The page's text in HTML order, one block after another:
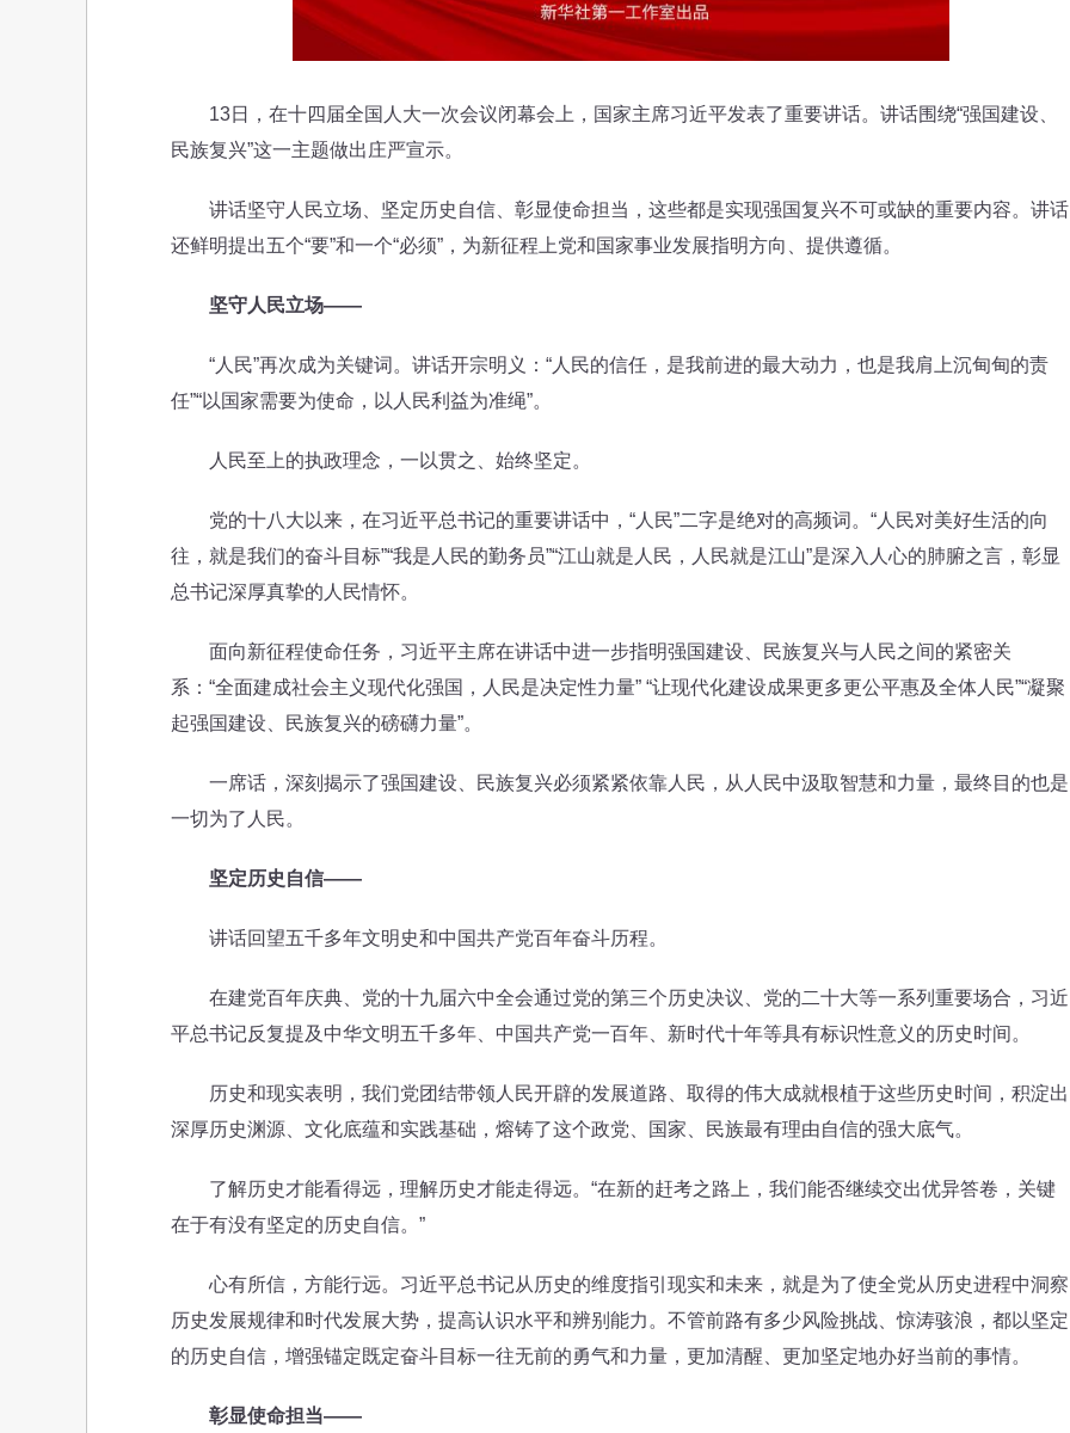
13日，在十四届全国人大一次会议闭幕会上，国家主席习近平发表了重要讲话。讲话围绕“强国建设、
民族复兴”这一主题做出庄严宣示。
讲话坚守人民立场、坚定历史自信、彰显使命担当，这些都是实现强国复兴不可或缺的重要内容。讲话
还鲜明提出五个“要”和一个“必须”，为新征程上党和国家事业发展指明方向、提供遵循。
坚守人民立场——
“人民”再次成为关键词。讲话开宗明义：“人民的信任，是我前进的最大动力，也是我肩上沉甸甸的责
任”“以国家需要为使命，以人民利益为准绳”。
人民至上的执政理念，一以贯之、始终坚定。
党的十八大以来，在习近平总书记的重要讲话中，“人民”二字是绝对的高频词。“人民对美好生活的向
往，就是我们的奋斗目标”“我是人民的勤务员”“江山就是人民，人民就是江山”是深入人心的肺腑之言，彰显
总书记深厚真挚的人民情怀。
面向新征程使命任务，习近平主席在讲话中进一步指明强国建设、民族复兴与人民之间的紧密关
系：“全面建成社会主义现代化强国，人民是决定性力量” “让现代化建设成果更多更公平惠及全体人民”“凝聚
起强国建设、民族复兴的磅礴力量”。
一席话，深刻揭示了强国建设、民族复兴必须紧紧依靠人民，从人民中汲取智慧和力量，最终目的也是
一切为了人民。
坚定历史自信——
讲话回望五千多年文明史和中国共产党百年奋斗历程。
在建党百年庆典、党的十九届六中全会通过党的第三个历史决议、党的二十大等一系列重要场合，习近
平总书记反复提及中华文明五千多年、中国共产党一百年、新时代十年等具有标识性意义的历史时间。
历史和现实表明，我们党团结带领人民开辟的发展道路、取得的伟大成就根植于这些历史时间，积淀出
深厚历史渊源、文化底蕴和实践基础，熔铸了这个政党、国家、民族最有理由自信的强大底气。
了解历史才能看得远，理解历史才能走得远。“在新的赶考之路上，我们能否继续交出优异答卷，关键
在于有没有坚定的历史自信。”
心有所信，方能行远。习近平总书记从历史的维度指引现实和未来，就是为了使全党从历史进程中洞察
历史发展规律和时代发展大势，提高认识水平和辨别能力。不管前路有多少风险挑战、惊涛骇浪，都以坚定
的历史自信，增强锚定既定奋斗目标一往无前的勇气和力量，更加清醒、更加坚定地办好当前的事情。
彰显使命担当——